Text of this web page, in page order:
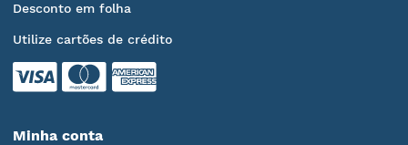
Desconto em folha
Utilize cartões de crédito
Minha conta